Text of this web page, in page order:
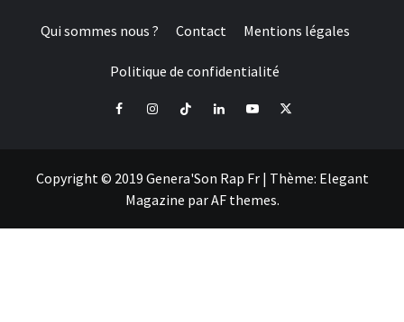
Qui sommes nous ? Contact Mentions légales
Politique de confidentialité
FacebookInstagramTiktok LinkedInYoutube
X
Copyright © 2019 Genera'Son Rap Fr | Thème: Elegant
Magazine parAF themes.